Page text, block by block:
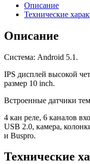
Описание
Технические
Описание
Система: Android 5.1.
IPS дисплей высокой
размер 10 inch.
Встроенные датчики
4 кан реле, 6 каналов
USB 2.0, камера,
и Buspro.
Технические